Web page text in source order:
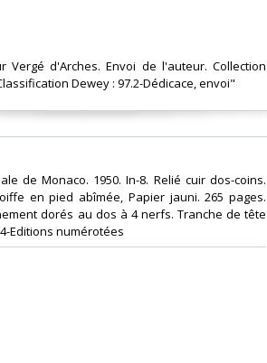
Vergé d'Arches. Envoi de l'auteur. Collection
Dewey : 97.2-Dédicace, envoi"‎
de Monaco. 1950. In-8. Relié cuir dos-coins.
en pied abîmée, Papier jauni. 265 pages.
dorés au dos à 4 nerfs. Tranche de tête
Editions numérotées‎